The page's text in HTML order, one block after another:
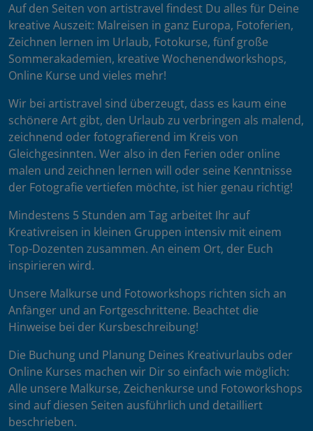
Auf den Seiten von artistravel findest Du alles für Deine
kreative Auszeit: Malreisen in ganz Europa, Fotoferien,
Zeichnen lernen im Urlaub, Fotokurse, fünf große
Sommerakademien, kreative Wochenendworkshops,
Online Kurse und vieles mehr!
Wir bei artistravel sind überzeugt, dass es kaum eine
schönere Art gibt, den Urlaub zu verbringen als malend,
zeichnend oder fotografierend im Kreis von
Gleichgesinnten. Wer also in den Ferien oder online
malen und zeichnen lernen will oder seine Kenntnisse
der Fotografie vertiefen möchte, ist hier genau richtig!
Mindestens 5 Stunden am Tag arbeitet Ihr auf
Kreativreisen in kleinen Gruppen intensiv mit einem
Top-Dozenten zusammen. An einem Ort, der Euch
inspirieren wird.
Unsere Malkurse und Fotoworkshops richten sich an
Anfänger und an Fortgeschrittene. Beachtet die
Hinweise bei der Kursbeschreibung!
Die Buchung und Planung Deines Kreativurlaubs oder
Online Kurses machen wir Dir so einfach wie möglich:
Alle unsere Malkurse, Zeichenkurse und Fotoworkshops
sind auf diesen Seiten ausführlich und detailliert
beschrieben.